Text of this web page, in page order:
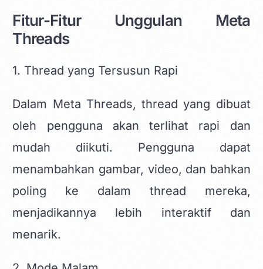
Fitur-Fitur Unggulan Meta
Threads
1. Thread yang Tersusun Rapi
Dalam Meta Threads, thread yang dibuat
oleh pengguna akan terlihat rapi dan
mudah diikuti. Pengguna dapat
menambahkan gambar, video, dan bahkan
poling ke dalam thread mereka,
menjadikannya lebih interaktif dan
menarik.